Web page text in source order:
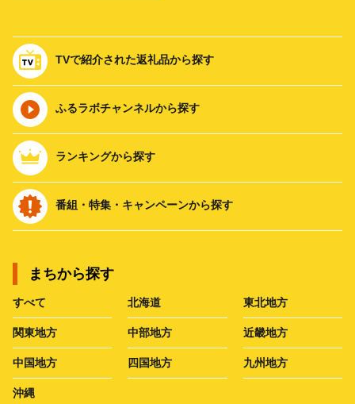
TVで紹介された返礼品から探す
ふるラボチャンネルから探す
ランキングから探す
番組・特集・キャンペーンから探す
まちから探す
すべて 北海道 東北地方
関東地方 中部地方 近畿地方
中国地方 四国地方 九州地方
沖縄